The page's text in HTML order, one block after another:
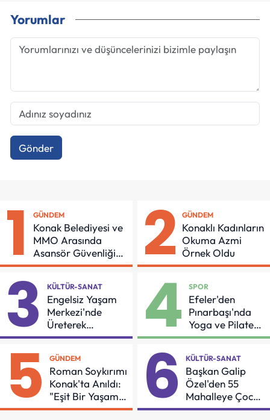
Yorumlar
Gönder
1 GÜNDEM
Konak Belediyesi ve
MMO Arasında
Asansör Güvenliği
İçin Önemli Protokol
2 GÜNDEM
Konaklı Kadınların
Okuma Azmi
Örnek Oldu
3 KÜLTÜR-SANAT
Engelsiz Yaşam
Merkezi'nde
Üreterek
Güçleniyorlar
4 SPOR
Efeler'den
Pınarbaşı'nda
Yoga ve Pilates
Buluşması
5 GÜNDEM
Roman Soykırımı
Konak'ta Anıldı:
"Eşit Bir Yaşam
İçin Mücadeleyi
6 KÜLTÜR-SANAT
Başkan Galip
Özel'den 55
Mahalleye Çocuk
Şenliği